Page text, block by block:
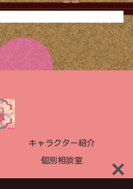
キャラクター紹介
個別相談室